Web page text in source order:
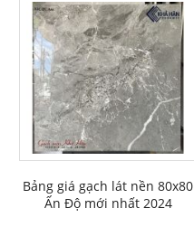
Bảng giá gạch lát nền 80x80
Ấn Độ mới nhất 2024